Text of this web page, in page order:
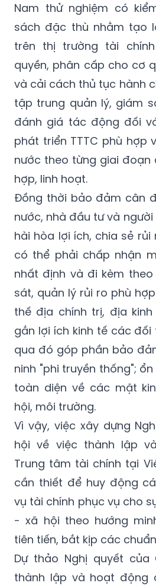
Nam thử nghiệm có
sách đặc thù nhằm tạo
trên thị trường tài
quyền, phân cấp cho cơ
và cải cách thủ tục hành
tập trung quản lý, giám
đánh giá tác động đối
phát triển TTTC phù hợp
nước theo từng giai đoạn
hợp, linh hoạt.
Đồng thời bảo đảm cân
nước, nhà đầu tư và
hài hòa lợi ích, chia sẻ
có thể phải chấp nhận
nhất định và đi kèm
sát, quản lý rủi ro phù
thế địa chính trị, địa
gắn lợi ích kinh tế các
qua đó góp phần bảo
ninh "phi truyền thống";
toàn diện về các mặt
hội, môi trường.
Vì vậy, việc xây dựng
hội về việc thành lập
Trung tâm tài chính tại
cần thiết để huy động
vụ tài chính phục vụ cho
- xã hội theo hướng
tiên tiến, bắt kịp các
Dự thảo Nghị quyết của
thành lập và hoạt động